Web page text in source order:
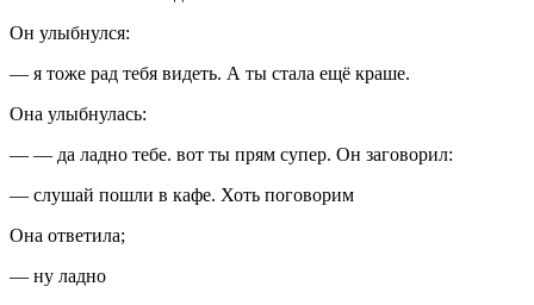
Он улыбнулся:
— я тоже рад тебя видеть. А ты стала ещё краше.
Она улыбнулась:
— — да ладно тебе. вот ты прям супер. Он заговорил:
— слушай пошли в кафе. Хоть поговорим
Она ответила;
— ну ладно